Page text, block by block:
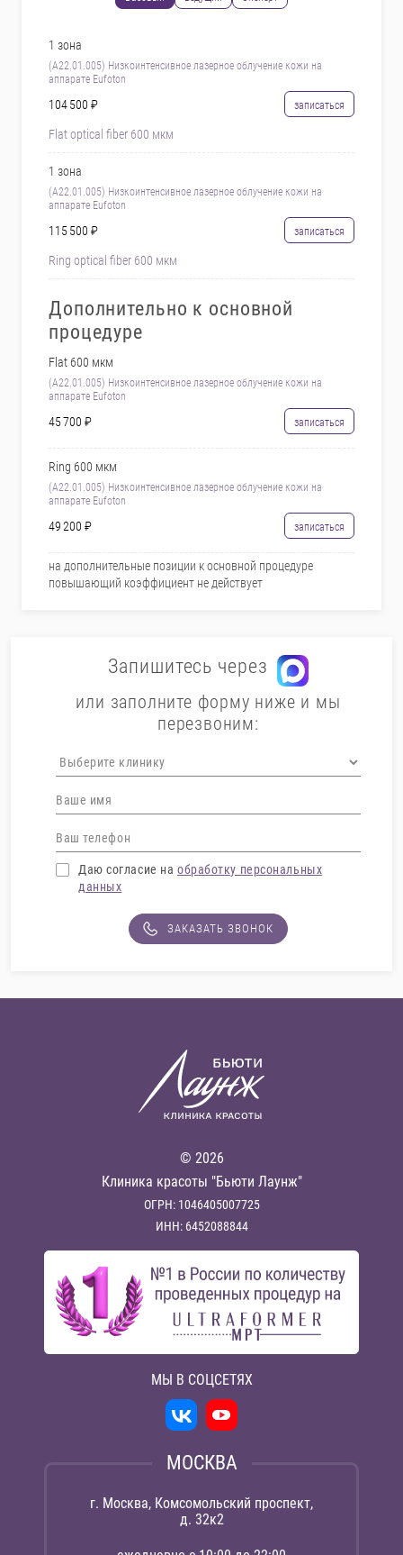
1 зона
(A22.01.005) Низкоинтенсивное лазерное облучение кожи на
аппарате Eufoton
104 500 ₽ записаться
Flat optical fiber 600 мкм
1 зона
(A22.01.005) Низкоинтенсивное лазерное облучение кожи на
аппарате Eufoton
115 500 ₽ записаться
Ring optical fiber 600 мкм
Дополнительно к основной
процедуре
Flat 600 мкм
(A22.01.005) Низкоинтенсивное лазерное облучение кожи на
аппарате Eufoton
45 700 ₽ записаться
Ring 600 мкм
(A22.01.005) Низкоинтенсивное лазерное облучение кожи на
аппарате Eufoton
49 200 ₽ записаться
на дополнительные позиции к основной процедуре
повышающий коэффициент не действует
Запишитесь через
или заполните форму ниже и мы
перезвоним:
Даю согласие на обработку персональных
данных
ЗАКАЗАТЬ ЗВОНОК
© 2026
Клиника красоты "Бьюти Лаунж"
ОГРН: 1046405007725
ИНН: 6452088844
МЫ В СОЦСЕТЯХ
МОСКВА
г. Москва, Комсомольский проспект,
д. 32к2